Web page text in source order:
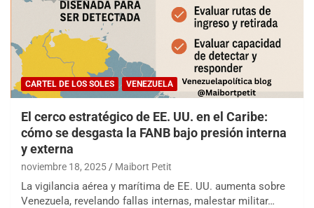
CARTEL DE LOS SOLES VENEZUELA
El cerco estratégico de EE. UU. en el Caribe:
cómo se desgasta la FANB bajo presión interna
y externa
noviembre 18, 2025 Maibort Petit
La vigilancia aérea y marítima de EE. UU. aumenta sobre
Venezuela, revelando fallas internas, malestar militar…